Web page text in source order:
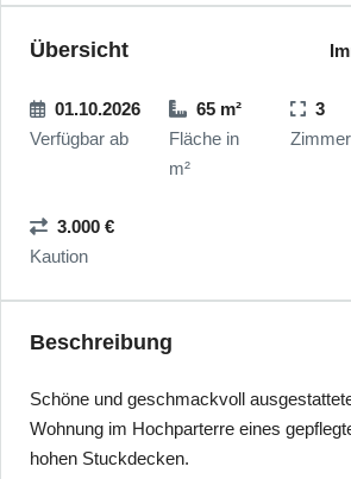
Übersicht
01.10.2026
Verfügbar ab
65 m²
Fläche in
m²
3
Zimmer
3.000 €
Kaution
Beschreibung
Schöne und geschmackvoll
Wohnung im Hochparterre eines
hohen Stuckdecken.